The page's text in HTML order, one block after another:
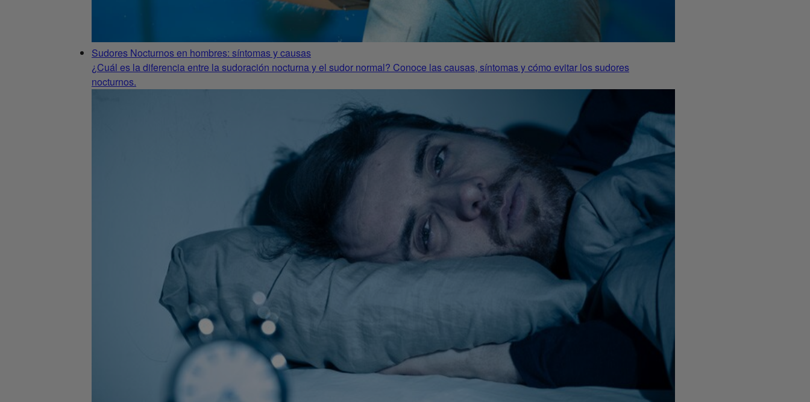
Sudores Nocturnos en hombres: síntomas y causas
¿Cuál es la diferencia entre la sudoración nocturna y el sudor normal? Conoce las causas, síntomas y cómo evitar los sudores
nocturnos.